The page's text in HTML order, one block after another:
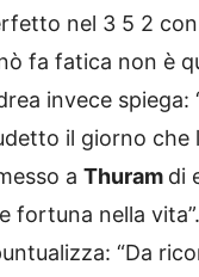
nel 3 5 2
fa fatica non è
invece spiega:
il giorno che
a Thuram di
fortuna nella
“Da